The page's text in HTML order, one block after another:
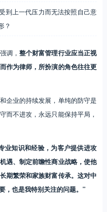
到上一代压力而无法按照自己意
？
调， 整个财富管理行业应当正视
作为律师，所扮演的角色往往更
企业的持续发展，单纯的防守是
而不进攻，永远只能保持平局，
业知识和经验，为客户提供进攻
遇、制定前瞻性商业战略，使他
期繁荣和家族财富传承。这对中
，也是我特别关注的问题。”